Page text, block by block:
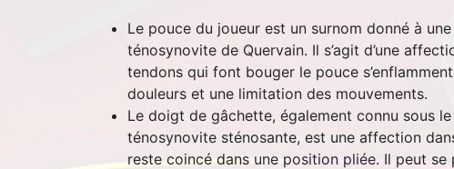
Le pouce du joueur est un surnom donné à
ténosynovite de Quervain. Il s’agit d’une
tendons qui font bouger le pouce
douleurs et une limitation des mouvements.
Le doigt de gâchette, également connu sous
ténosynovite sténosante, est une affection
reste coincé dans une position pliée. Il peut se